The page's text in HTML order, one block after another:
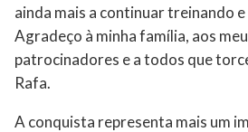
ainda mais a continuar treinando
Agradeço à minha família, aos
patrocinadores e a todos que
Rafa.
A conquista representa mais um